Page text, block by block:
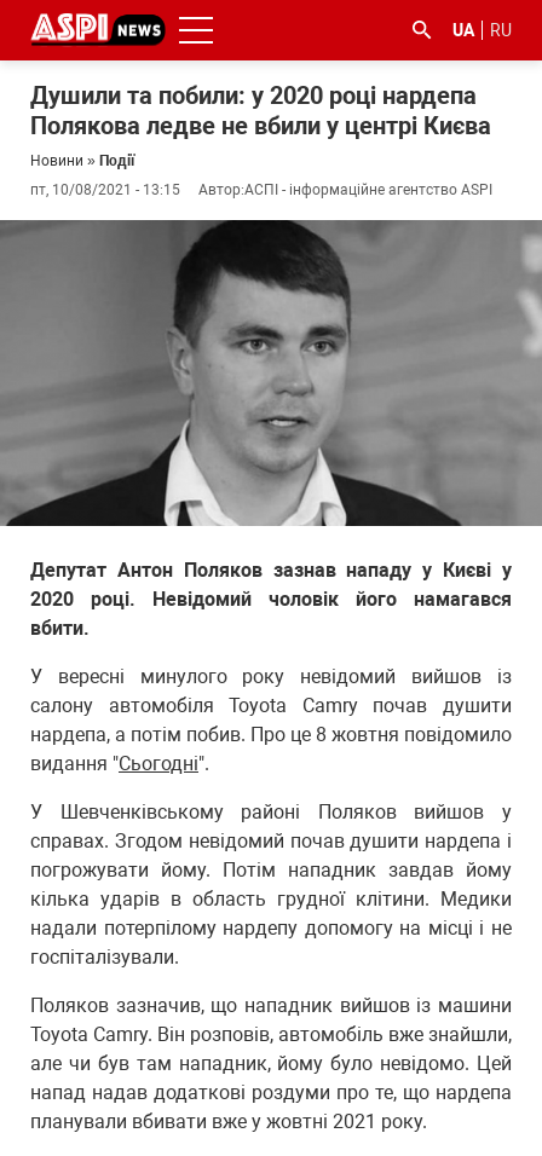
UA RU
Душили та побили: у 2020 році нардепа
Полякова ледве не вбили у центрі Києва
Новини » Події
пт, 10/08/2021 - 13:15
Автор:АСПІ - інформаційне агентство ASPI
Депутат Антон Поляков зазнав нападу у Києві у
2020 році. Невідомий чоловік його намагався
вбити.
У вересні минулого року невідомий вийшов із
салону автомобіля Toyota Camry почав душити
нардепа, а потім побив. Про це 8 жовтня повідомило
видання "Сьогодні".
У Шевченківському районі Поляков вийшов у
справах. Згодом невідомий почав душити нардепа і
погрожувати йому. Потім нападник завдав йому
кілька ударів в область грудної клітини. Медики
надали потерпілому нардепу допомогу на місці і не
госпіталізували.
Поляков зазначив, що нападник вийшов із машини
Toyota Camry. Він розповів, автомобіль вже знайшли,
але чи був там нападник, йому було невідомо. Цей
напад надав додаткові роздуми про те, що нардепа
планували вбивати вже у жовтні 2021 року.
#ДФС #Київ